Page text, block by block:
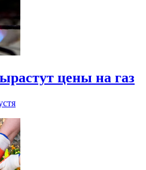
цены на газ